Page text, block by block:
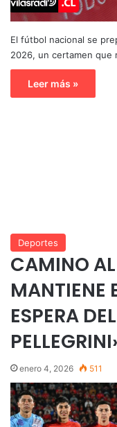
El fútbol nacional se
2026, un certamen que
Leer más »
Deportes
CAMINO
MANTIENE
ESPERA
enero 4, 2026 511